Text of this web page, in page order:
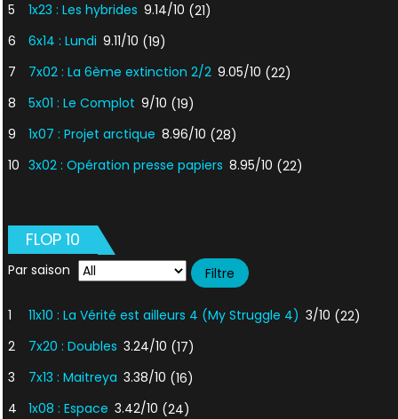
5
1x23 : Les hybrides 9.14/10 (21)
6
6x14 : Lundi 9.11/10 (19)
7
7x02 : La 6ème extinction 2/2 9.05/10 (22)
8
5x01 : Le Complot 9/10 (19)
9
1x07 : Projet arctique 8.96/10 (28)
10 3x02 : Opération presse papiers 8.95/10 (22)
FLOP 10
Par saison
1 11x10 : La Vérité est ailleurs 4 (My Struggle 4) 3/10 (22)
2
7x20 : Doubles 3.24/10 (17)
3
7x13 : Maitreya 3.38/10 (16)
4
1x08 : Espace 3.42/10 (24)